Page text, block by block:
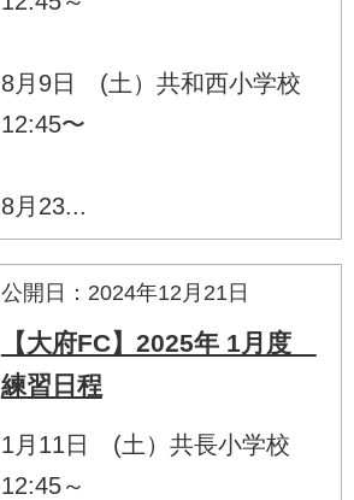
8月9日 (土）共和西小学校
12:45〜
8月23...
公開日：2024年12月21日
【大府FC】2025年 1月度
練習日程
1月11日 (土）共長小学校
12:45～